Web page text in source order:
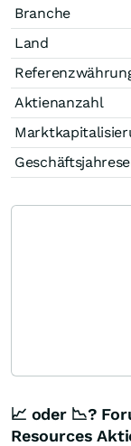
Branche
Land
Aktienanzahl
📈 oder 📉?
Resources